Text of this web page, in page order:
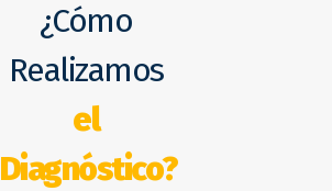
¿Cómo
Realizamos
el
Diagnóstico?